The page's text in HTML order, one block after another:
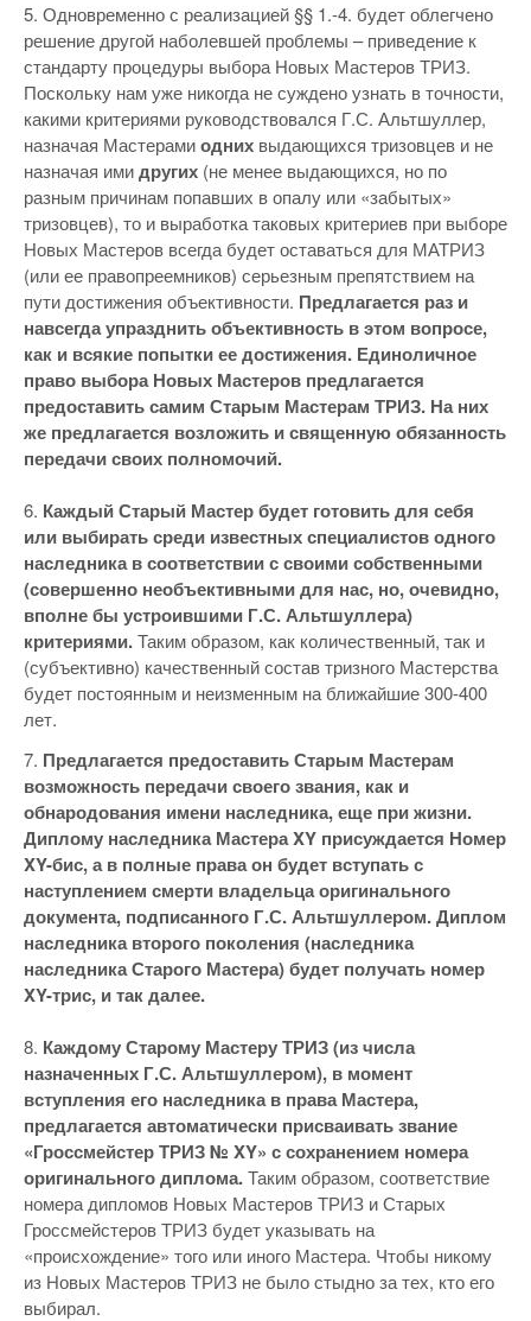
5. Одновременно с реализацией §§ 1.-4. будет облегчено
решение другой наболевшей проблемы – приведение к
стандарту процедуры выбора Новых Мастеров ТРИЗ.
Поскольку нам уже никогда не суждено узнать в точности,
какими критериями руководствовался Г.С. Альтшуллер,
назначая Мастерамиодних выдающихся тризовцев и не
назначая имидругих (не менее выдающихся, но по
разным причинам попавших в опалу или «забытых»
тризовцев), то и выработка таковых критериев при выборе
Новых Мастеров всегда будет оставаться для МАТРИЗ
(или ее правопреемников) серьезным препятствием на
пути достижения объективности. Предлагается раз и
навсегда упразднить объективность в этом вопросе,
как и всякие попытки ее достижения. Единоличное
право выбора Новых Мастеров предлагается
предоставить самим Старым Мастерам ТРИЗ. На них
же предлагается возложить и священную обязанность
передачи своих полномочий.
6. Каждый Старый Мастер будет готовить для себя
или выбирать среди известных специалистов одного
наследника в соответствии с своими собственными
(совершенно необъективными для нас, но, очевидно,
вполне бы устроившими Г.С. Альтшуллера)
критериями.Таким образом, как количественный, так и
(субъективно) качественный состав тризного Мастерства
будет постоянным и неизменным на ближайшие 300-400
лет.
7. Предлагается предоставить Старым Мастерам
возможность передачи своего звания, как и
обнародования имени наследника, еще при жизни.
Диплому наследника Мастера XY присуждается Номер
XY-бис, а в полные права он будет вступать с
наступлением смерти владельца оригинального
документа, подписанного Г.С. Альтшуллером. Диплом
наследника второго поколения (наследника
наследника Старого Мастера) будет получать номер
XY-трис, и так далее.
8. Каждому Старому Мастеру ТРИЗ (из числа
назначенных Г.С. Альтшуллером), в момент
вступления его наследника в права Мастера,
предлагается автоматически присваивать звание
«Гроссмейстер ТРИЗ № XY» с сохранением номера
оригинального диплома.Таким образом, соответствие
номера дипломов Новых Мастеров ТРИЗ и Старых
Гроссмейстеров ТРИЗ будет указывать на
«происхождение» того или иного Мастера. Чтобы никому
из Новых Мастеров ТРИЗ не было стыдно за тех, кто его
выбирал.